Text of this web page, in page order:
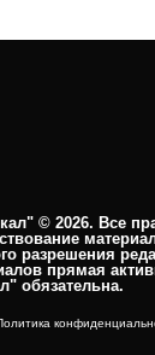
© 2026. Все
разрешения
прямая
обязательна.​